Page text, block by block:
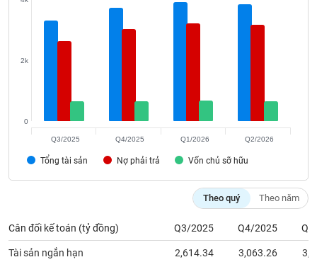
Tổng tài sản Nợ phải trả Vốn chủ sỡ hữu
0
2k
Q3/2025 Q4/2025 Q1/2026 Q2/2026
Theo quý Theo năm
Cân đối kế toán (tỷ đồng) Q3/2025 Q4/2025
Tài sản ngắn hạn 2,614.34 3,063.26
Sách
chính
Công
cụ